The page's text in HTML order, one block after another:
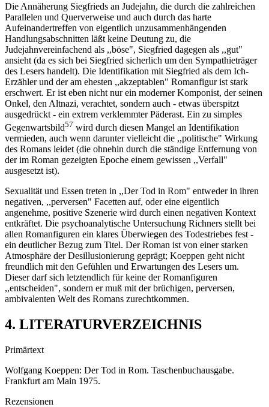
Die Annäherung Siegfrieds an Judejahn, die durch die zahlreichen
Parallelen und Querverweise und auch durch das harte
Aufeinandertreffen von eigentlich unzusammenhängenden
Handlungsabschnitten läßt keine Deutung zu, die
Judejahnvereinfachend als ,,böse", Siegfried dagegen als ,,gut"
ansieht (da es sich bei Siegfried sicherlich um den Sympathieträger
des Lesers handelt). Die Identifikation mit Siegfried als dem Ich-
Erzähler und der am ehesten ,,akzeptablen" Romanfigur ist stark
erschwert. Er ist eben nicht nur ein moderner Komponist, der seinen
Onkel, den Altnazi, verachtet, sondern auch - etwas überspitzt
ausgedrückt - ein extrem verklemmter Päderast. Ein zu simples
Gegenwartsbild57 wird durch diesen Mangel an Identifikation
vermieden, auch wenn darunter vielleicht die ,,politische" Wirkung
des Romans leidet (die ohnehin durch die ständige Entfernung von
der im Roman gezeigten Epoche einem gewissen ,,Verfall"
ausgesetzt ist).
Sexualität und Essen treten in ,,Der Tod in Rom" entweder in ihren
negativen, ,,perversen" Facetten auf, oder eine eigentlich
angenehme, positive Szenerie wird durch einen negativen Kontext
entkräftet. Die psychoanalytische Untersuchung Richners stellt bei
allen Romanfiguren ein klares Überwiegen des Todestriebes fest -
ein deutlicher Bezug zum Titel. Der Roman ist von einer starken
Atmosphäre der Desillusionierung geprägt; Koeppen geht nicht
freundlich mit den Gefühlen und Erwartungen des Lesers um.
Dieser darf sich letztendlich für keine der Romanfiguren
,,entscheiden", sondern er muß mit der brüchigen, perversen,
ambivalenten Welt des Romans zurechtkommen.
4. LITERATURVERZEICHNIS
Primärtext
Wolfgang Koeppen: Der Tod in Rom. Taschenbuchausgabe.
Frankfurt am Main 1975.
Rezensionen